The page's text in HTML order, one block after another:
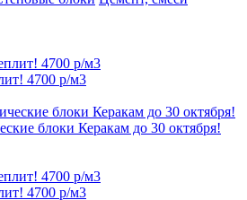
4700 р/м3
блоки Керакам до 30 октября!
4700 р/м3